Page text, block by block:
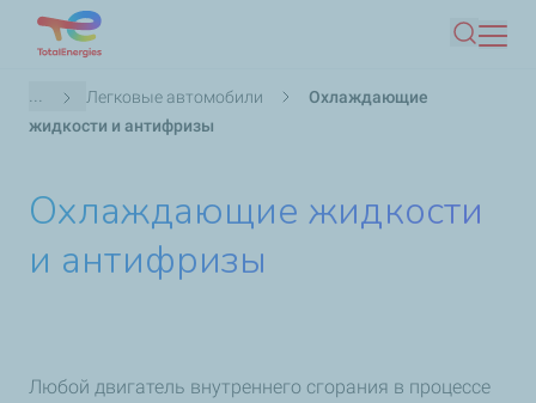
основному
Поиск
Строка
навигации
... Легковые автомобили
Охлаждающие
жидкости и антифризы
Охлаждающие жидкости
и антифризы
Любой двигатель внутреннего сгорания в процессе